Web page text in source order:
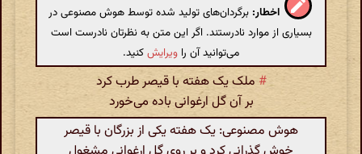
اخطار: برگردان‌های تولید شده توسط هوش مصنوعی در
بسیاری از موارد نادرستند. اگر این متن به نظرتان نادرست است
می‌توانید آن را ویرایشکنید.
# ملک یک هفته با قیصر طرب کرد
بر آن گل ارغوانی باده می‌خورد
هوش مصنوعی: یک هفته یکی از بزرگان با قیصر